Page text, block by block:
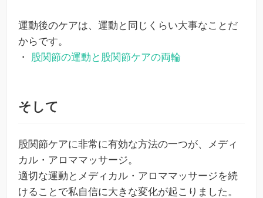
運動後のケアは、運動と同じくらい大事なことだ
からです。
・
股関節の運動と股関節ケアの両輪
そして
股関節ケアに非常に有効な方法の一つが、メディ
カル・アロママッサージ。
適切な運動とメディカル・アロママッサージを続
けることで私自信に大きな変化が起こりました。